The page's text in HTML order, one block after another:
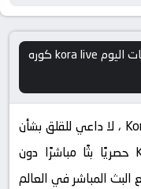
koora live – كورة لايف – بث مباشر مباريات اليوم kora live كوره
البث المباشر للعبة اليوم Kora Live Online ، لا داعي للقلق بشأن
توقف البث المباشر ، يوفر Kora Live حصريًا بثًا مباشرًا دون
البث المباشر في العالم